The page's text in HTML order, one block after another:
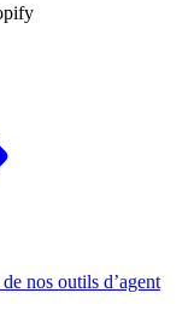
nos outils d’agent